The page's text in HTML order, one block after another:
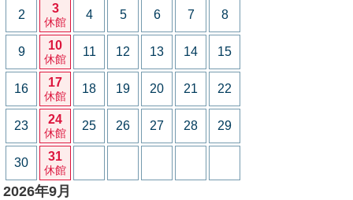
2 3
休館
4 5 6 7 8
9 10
休館
11 12 13 14 15
16 17
休館
18 19 20 21 22
23 24
休館
25 26 27 28 29
30 31
休館
2026年9月